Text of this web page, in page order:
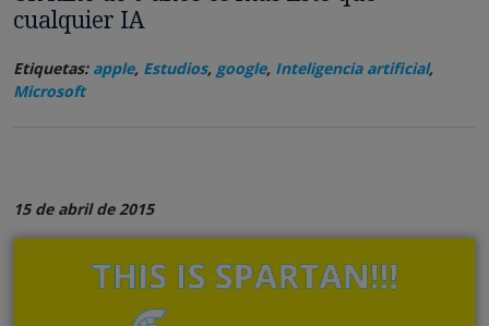
cualquier IA
Etiquetas: apple, Estudios, google, Inteligencia artificial,
Microsoft
15 de abril de 2015